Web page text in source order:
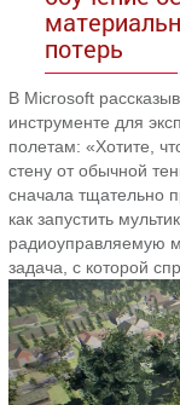
потерь
В Microsoft
инструменте для
полетам: «Хотите,
стену от обычной
сначала тщательно
как запустить
радиоуправляемую
задача, с которой